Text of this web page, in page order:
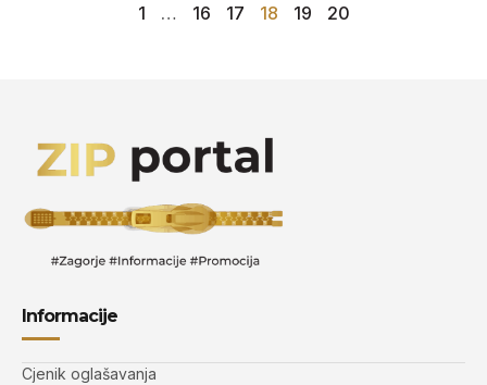
1 … 16 17 18 19 20
Informacije
Cjenik oglašavanja